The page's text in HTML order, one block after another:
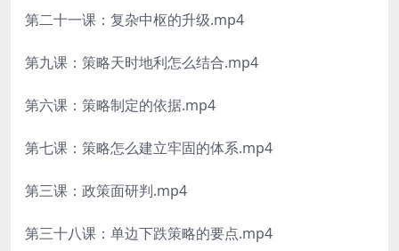
第二十一课：复杂中枢的升级.mp4
第九课：策略天时地利怎么结合.mp4
第六课：策略制定的依据.mp4
第七课：策略怎么建立牢固的体系.mp4
第三课：政策面研判.mp4
第三十八课：单边下跌策略的要点.mp4